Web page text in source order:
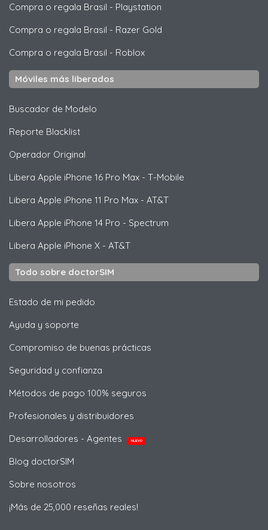
Compra o regala Brasil - Playstation
Compra o regala Brasil - Razer Gold
Compra o regala Brasil - Roblox
Móviles más liberados
Buscador de Modelo
Reporte Blacklist
Operador Original
Libera Apple iPhone 16 Pro Max - T-Mobile
Libera Apple iPhone 11 Pro Max - AT&T
Libera Apple iPhone 14 Pro - Spectrum
Libera Apple iPhone X - AT&T
Todo sobre doctorSIM
Estado de mi pedido
Ayuda y soporte
Compromiso de buenas prácticas
Seguridad y confianza
Métodos de pago 100% seguros
Profesionales y distribuidores
Desarrolladores - Agentes
NUEVO
Blog doctorSIM
Sobre nosotros
¡Más de 25,000 reseñas reales!